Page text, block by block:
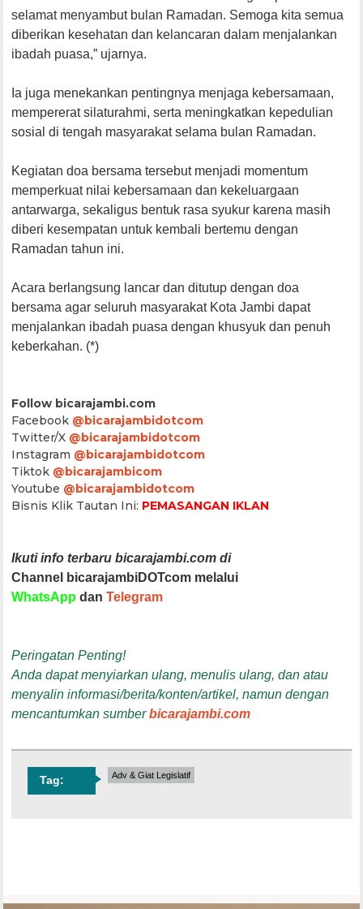
selamat menyambut bulan Ramadan. Semoga kita semua
diberikan kesehatan dan kelancaran dalam menjalankan
ibadah puasa,” ujarnya.
Ia juga menekankan pentingnya menjaga kebersamaan,
mempererat silaturahmi, serta meningkatkan kepedulian
sosial di tengah masyarakat selama bulan Ramadan.
Kegiatan doa bersama tersebut menjadi momentum
memperkuat nilai kebersamaan dan kekeluargaan
antarwarga, sekaligus bentuk rasa syukur karena masih
diberi kesempatan untuk kembali bertemu dengan
Ramadan tahun ini.
Acara berlangsung lancar dan ditutup dengan doa
bersama agar seluruh masyarakat Kota Jambi dapat
menjalankan ibadah puasa dengan khusyuk dan penuh
keberkahan. (*)
Follow bicarajambi.com
Facebook @bicarajambidotcom
Twitter/X @bicarajambidotcom
Instagram @bicarajambidotcom
Tiktok @bicarajambicom
Youtube @bicarajambidotcom
Bisnis Klik Tautan Ini: PEMASANGAN IKLAN
Ikuti info terbaru bicarajambi.com di
Channel bicarajambiDOTcom melalui
WhatsApp danTelegram
Peringatan Penting!
Anda dapat menyiarkan ulang, menulis ulang, dan atau
menyalin informasi/berita/konten/artikel, namun dengan
mencantumkan sumberbicarajambi.com
Tag: Adv & Giat Legislatif